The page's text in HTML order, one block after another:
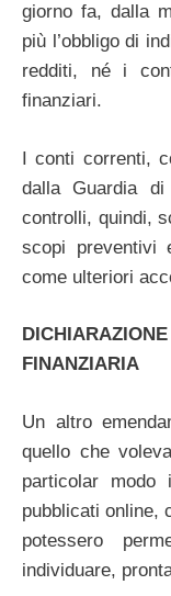
giorno fa, dalla
più l’obbligo di
redditi, né i
finanziari.
I conti correnti,
dalla Guardia
controlli, quindi,
scopi
come ulteriori
FINANZIARIA
Un altro
quello che
particolar
pubblicati online,
potessero
individuare,